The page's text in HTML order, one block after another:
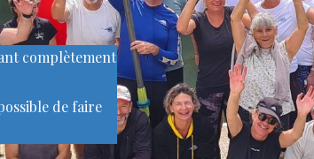
complètement
de faire